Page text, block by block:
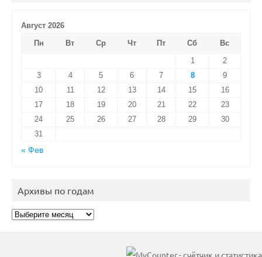
Август 2026
Пн
Вт Ср Чт Пт Сб
Вс
1
2
3
4 5 6 7 8
9
10
11 12 13 14 15
16
17
18 19 20 21 22
23
24
25 26 27 28 29
30
31
« Фев
Архивы по годам
Архивы